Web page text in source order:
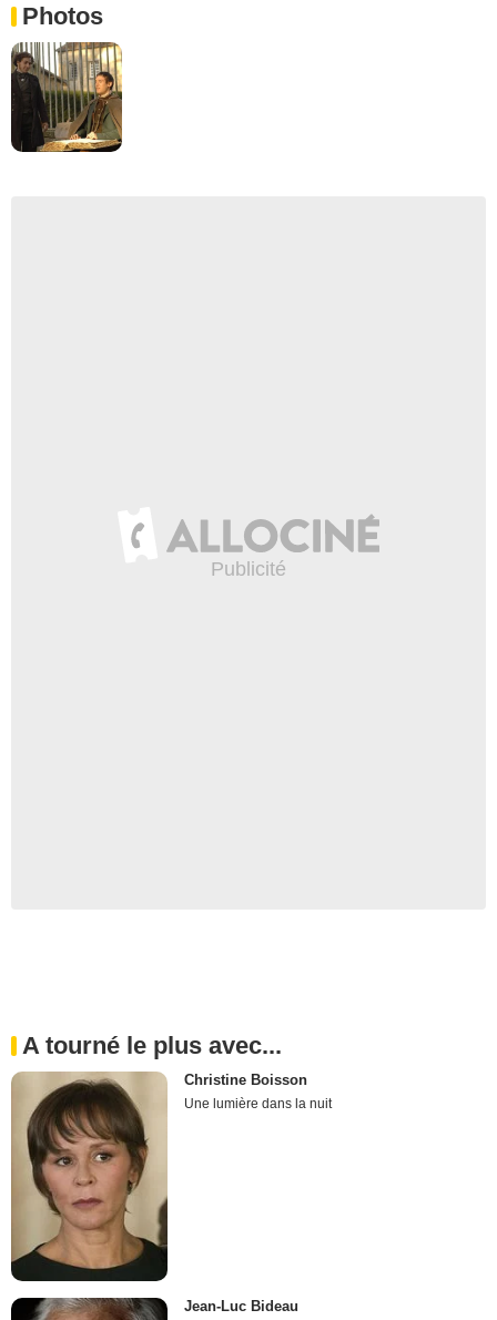
Photos
A tourné le plus avec...
Christine Boisson
Une lumière dans la nuit
Jean-Luc Bideau